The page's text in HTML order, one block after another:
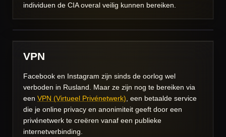
individuen de CIA overal veilig kunnen bereiken.
VPN
Facebook en Instagram zijn sinds de oorlog wel
verboden in Rusland. Maar ze zijn nog te bereiken via
een VPN (Virtueel Privénetwerk) , een betaalde service
die je online privacy en anonimiteit geeft door een
privénetwerk te creëren vanaf een publieke
internetverbinding.